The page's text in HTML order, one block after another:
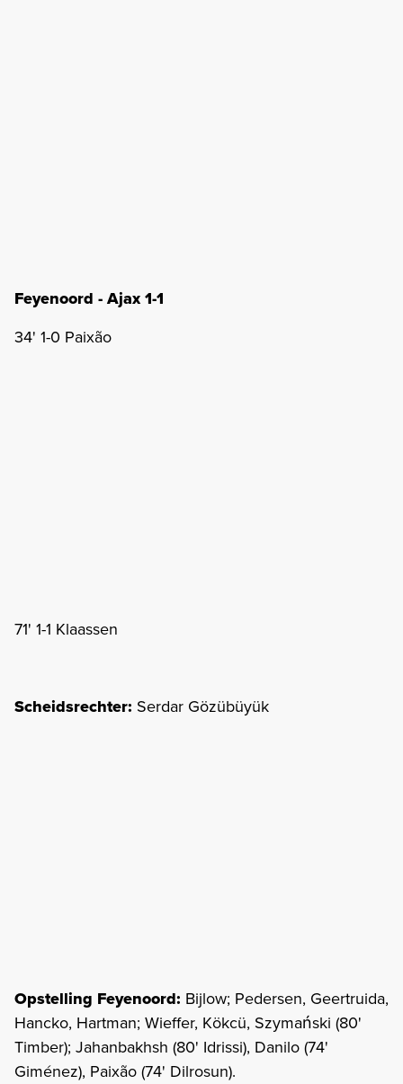
Feyenoord - Ajax 1-1
34' 1-0 Paixão
71' 1-1 Klaassen
Scheidsrechter: Serdar Gözübüyük
Opstelling Feyenoord: Bijlow; Pedersen, Geertruida,
Hancko, Hartman; Wieffer, Kökcü, Szymański (80'
Timber); Jahanbakhsh (80' Idrissi), Danilo (74'
Giménez), Paixão (74' Dilrosun).